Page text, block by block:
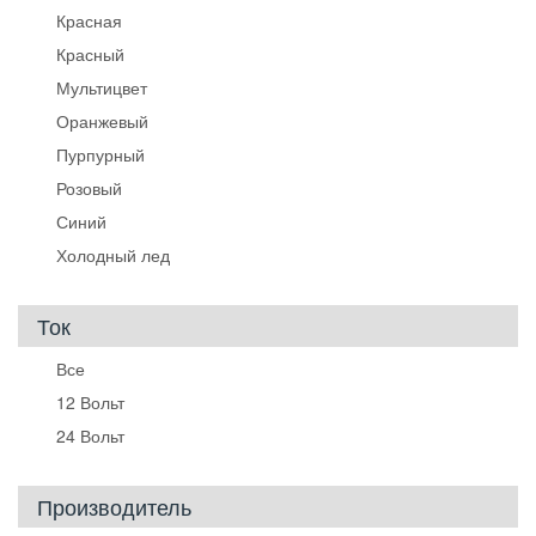
Красная
Красный
Мультицвет
Оранжевый
Пурпурный
Розовый
Синий
Холодный лед
Ток
Все
12 Вольт
24 Вольт
Производитель